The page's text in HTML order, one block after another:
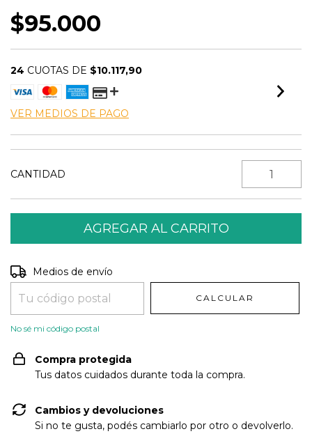
$95.000
24 CUOTAS DE $10.117,90
VER MEDIOS DE PAGO
CANTIDAD
Entregas para el CP:
Medios de envío
CALCULAR
No sé mi código postal
Compra protegida
Tus datos cuidados durante toda la compra.
Cambios y devoluciones
Si no te gusta, podés cambiarlo por otro o devolverlo.